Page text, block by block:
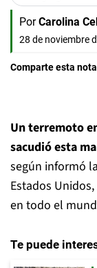
Por Carolina
28 de noviembre
Comparte esta
Un terremoto
sacudió esta
según informó
Estados
en todo el
Te puede